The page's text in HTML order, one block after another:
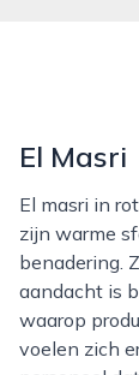
El Masri
El masri in rotterdam is een winkel die bekendstaat om
zijn warme
benadering.
aandacht is
waarop
voelen zich